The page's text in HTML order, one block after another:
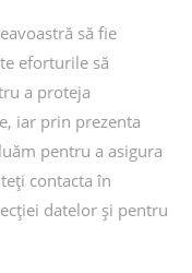
să fie
eforturile să
a proteja
iar prin prezenta
pentru a asigura
contacta în
datelor și pentru